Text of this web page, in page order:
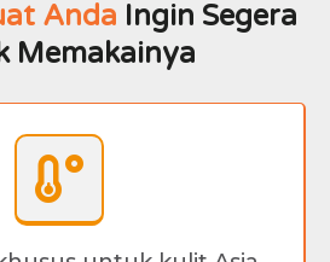
Anda Ingin Segera
Memakainya